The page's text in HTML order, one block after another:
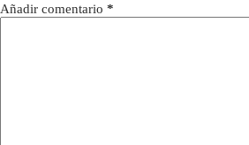
Añadir comentario *